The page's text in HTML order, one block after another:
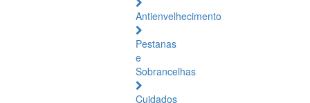
Antienvelhecimento
Pestanas
e
Sobrancelhas
Cuidados